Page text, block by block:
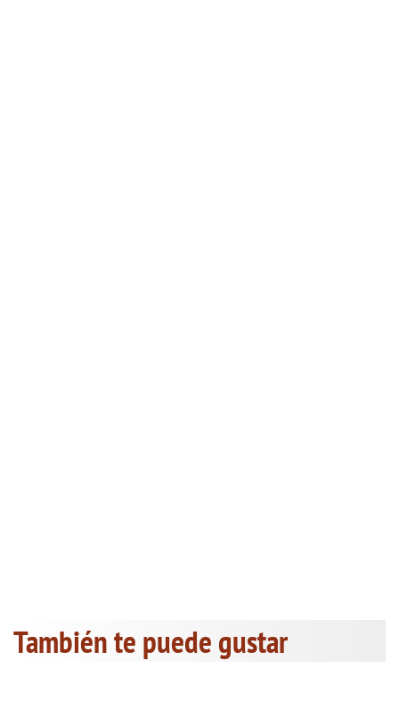
También te puede gustar